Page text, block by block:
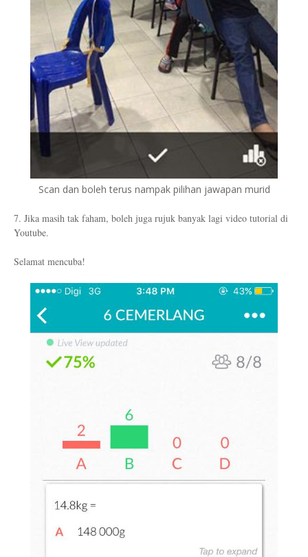
Scan dan boleh terus nampak pilihan jawapan murid
7. Jika masih tak faham, boleh juga rujuk banyak lagi video tutorial di
Youtube.
Selamat mencuba!